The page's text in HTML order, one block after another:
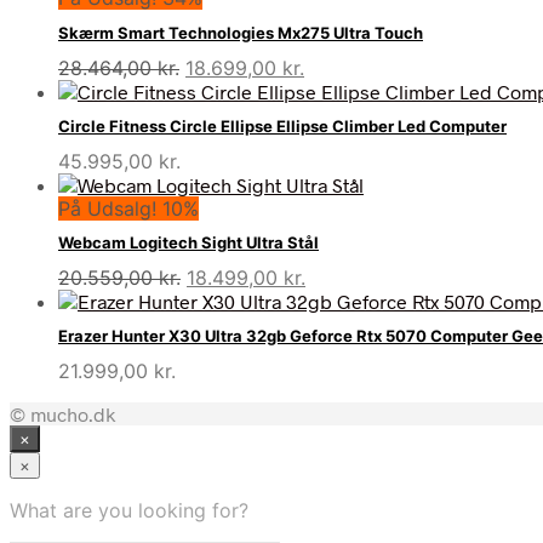
Skærm Smart Technologies Mx275 Ultra Touch
28.464,00kr. Den
oprindelige
pris
var:
18.699,00 kr.
aktuelle
pris
er:
Circle Fitness Circle Ellipse Ellipse Climber Led Computer
45.995,00 kr.
På Udsalg! 10%
Webcam Logitech Sight Ultra Stål
20.559,00kr. Den
oprindelige
pris
var:
18.499,00 kr.
aktuelle
pris
er:
Erazer Hunter X30 Ultra 32gb Geforce Rtx 5070 Computer
21.999,00 kr.
© mucho.dk
×
×
What are you looking for?